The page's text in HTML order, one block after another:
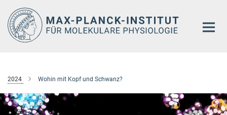
Hauptinhalt
2024 Wohin mit Kopf und Schwanz?